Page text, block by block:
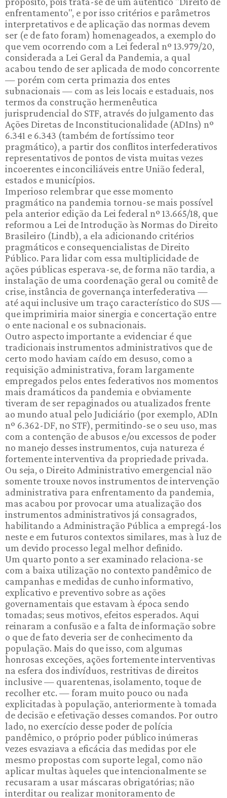
enfrentamento", e por isso critérios e parâmetros
interpretativos e de aplicação das normas devem
ser (e de fato foram) homenageados, a exemplo do
que vem ocorrendo com a Lei federal nº 13.979/20,
considerada a Lei Geral da Pandemia, a qual
acabou tendo de ser aplicada de modo concorrente
— porém com certa primazia dos entes
subnacionais — com as leis locais e estaduais, nos
termos da construção hermenêutica
jurisprudencial do STF, através do julgamento das
Ações Diretas de Inconstitucionalidade (ADIns) nº
6.341 e 6.343 (também de fortíssimo teor
pragmático), a partir dos conflitos interfederativos
representativos de pontos de vista muitas vezes
incoerentes e inconciliáveis entre União federal,
estados e municípios.
Imperioso relembrar que esse momento
pragmático na pandemia tornou-se mais possível
pela anterior edição da Lei federal nº 13.665/18, que
reformou a Lei de Introdução às Normas do Direito
Brasileiro (Lindb), a ela adicionando critérios
pragmáticos e consequencialistas de Direito
Público. Para lidar com essa multiplicidade de
ações públicas esperava-se, de forma não tardia, a
instalação de uma coordenação geral ou comitê de
crise, instância de governança interfederativa —
até aqui inclusive um traço característico do SUS —
que imprimiria maior sinergia e concertação entre
o ente nacional e os subnacionais.
Outro aspecto importante a evidenciar é que
tradicionais instrumentos administrativos que de
certo modo haviam caído em desuso, como a
requisição administrativa, foram largamente
empregados pelos entes federativos nos momentos
mais dramáticos da pandemia e obviamente
tiveram de ser repaginados ou atualizados frente
ao mundo atual pelo Judiciário (por exemplo, ADIn
nº 6.362-DF, no STF), permitindo-se o seu uso, mas
com a contenção de abusos e/ou excessos de poder
no manejo desses instrumentos, cuja natureza é
fortemente interventiva da propriedade privada.
Ou seja, o Direito Administrativo emergencial não
somente trouxe novos instrumentos de intervenção
administrativa para enfrentamento da pandemia,
mas acabou por provocar uma atualização dos
instrumentos administrativos já consagrados,
habilitando a Administração Pública a empregá-los
neste e em futuros contextos similares, mas à luz de
um devido processo legal melhor definido.
Um quarto ponto a ser examinado relaciona-se
com a baixa utilização no contexto pandêmico de
campanhas e medidas de cunho informativo,
explicativo e preventivo sobre as ações
governamentais que estavam à época sendo
tomadas; seus motivos, efeitos esperados. Aqui
reinaram a confusão e a falta de informação sobre
o que de fato deveria ser de conhecimento da
população. Mais do que isso, com algumas
honrosas exceções, ações fortemente interventivas
na esfera dos indivíduos, restritivas de direitos
inclusive — quarentenas, isolamento, toque de
recolher etc. — foram muito pouco ou nada
explicitadas à população, anteriormente à tomada
de decisão e efetivação desses comandos. Por outro
lado, no exercício desse poder de polícia
pandêmico, o próprio poder público inúmeras
vezes esvaziava a eficácia das medidas por ele
mesmo propostas com suporte legal, como não
aplicar multas àqueles que intencionalmente se
recusaram a usar máscaras obrigatórias; não
interditar ou realizar monitoramento de